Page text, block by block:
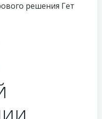
решения Гет